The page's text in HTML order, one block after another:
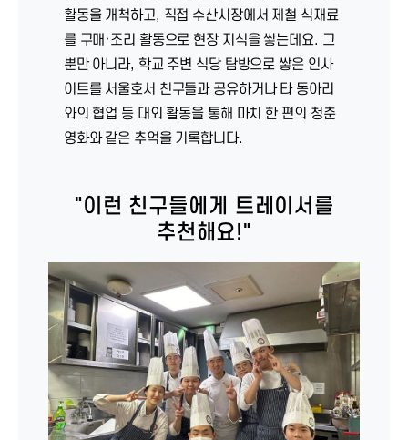
활동을 개척하고, 직접 수산시장에서 제철 식재료
를 구매·조리 활동으로 현장 지식을 쌓는데요. 그
뿐만 아니라, 학교 주변 식당 탐방으로 쌓은 인사
이트를 서울호서 친구들과 공유하거나 타 동아리
와의 협업 등 대외 활동을 통해 마치 한 편의 청춘
영화와 같은 추억을 기록합니다.
"이런 친구들에게 트레이서를
추천해요!"